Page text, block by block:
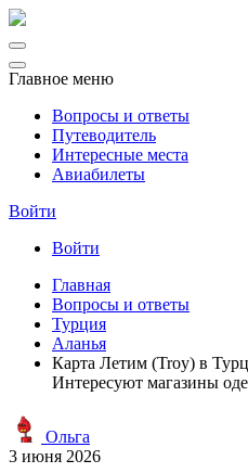
Главное меню
Вопросы и ответы
Путеводитель
Интересные места
Авиабилеты
Войти
Войти
Главная
Вопросы и ответы
Турция
Аланья
Карта Летим (Troy) в
Интересуют магазины
Ольга
3 июня 2026